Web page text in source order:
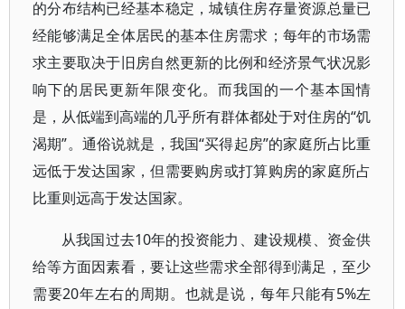
的分布结构已经基本稳定，城镇住房存量资源总量已
经能够满足全体居民的基本住房需求；每年的市场需
求主要取决于旧房自然更新的比例和经济景气状况影
响下的居民更新年限变化。而我国的一个基本国情
是，从低端到高端的几乎所有群体都处于对住房的“饥
渴期”。通俗说就是，我国“买得起房”的家庭所占比重
远低于发达国家，但需要购房或打算购房的家庭所占
比重则远高于发达国家。
从我国过去10年的投资能力、建设规模、资金供
给等方面因素看，要让这些需求全部得到满足，至少
需要20年左右的周期。也就是说，每年只能有5%左